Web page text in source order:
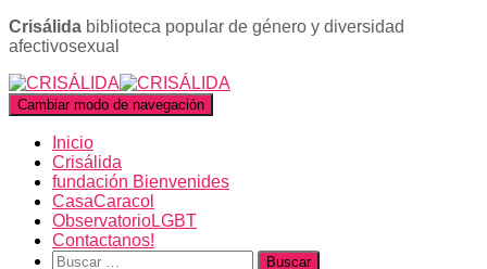
Crisálida biblioteca popular de género y diversidad
afectivosexual
Cambiar modo de navegación
Inicio
Crisálida
fundación Bienvenides
CasaCaracol
ObservatorioLGBT
Contactanos!
Buscar: